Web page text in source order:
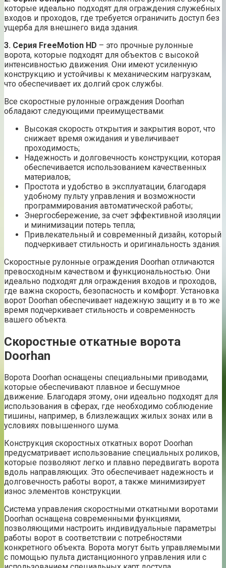
которые идеально подходят для ограждения служебных
входов и проходов, где требуется ограничить доступ без
ущерба для внешнего вида здания.
3. Серия FreeMotion HD – это прочные рулонные
ворота, которые подходят для объектов с высокой
интенсивностью движения. Они имеют усиленную
конструкцию и устойчивы к механическим нагрузкам,
что обеспечивает их долгий срок службы.
Все скоростные рулонные ограждения Doorhan
обладают следующими преимуществами:
Высокая скорость открытия и закрытия ворот, что
снижает время ожидания и увеличивает
проходимость;
Надежность и долговечность конструкции, которая
обеспечивается использованием качественных
материалов;
Простота и удобство в эксплуатации, благодаря
удобному пульту управления и возможности
программирования автоматической работы;
Энергосбережение, за счет эффективной изоляции
и минимизации потерь тепла;
Привлекательный и современный дизайн, который
подчеркивает стильность и оригинальность здания.
Скоростные рулонные ограждения Doorhan отличаются
превосходным качеством и функциональностью. Они
идеально подходят для ограждения входов и проходов,
где важна скорость, безопасность и комфорт. Установка
ворот Doorhan обеспечивает надежную защиту и в то же
время подчеркивает стильность и современность
вашего объекта.
Скоростные откатные ворота
Doorhan
Ворота Doorhan оснащены специальными приводами,
которые обеспечивают плавное и бесшумное
движение. Благодаря этому, они идеально подходят для
использования в сферах, где необходимо соблюдение
тишины, например, в близлежащих жилых зонах или в
условиях повышенного шума.
Конструкция скоростных откатных ворот Doorhan
предусматривает использование специальных роликов,
которые позволяют легко и плавно передвигать ворота
вдоль направляющих. Это обеспечивает надежность и
долговечность работы ворот, а также минимизирует
износ элементов конструкции.
Система управления скоростными откатными воротами
Doorhan оснащена современными функциями,
позволяющими настроить индивидуальные параметры
работы ворот в соответствии с потребностями
конкретного объекта. Ворота могут быть управляемыми
с помощью пульта дистанционного управления или с